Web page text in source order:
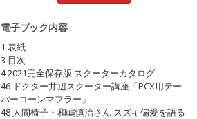
電子ブック内容
1 表紙
3 目次
4 2021完全保存版 スクーターカタログ
46 ドクター井辺スクーター講座「PCX用テー
パーコーンマフラー」
48 人間椅子・和嶋慎治さん スズキ偏愛を語る